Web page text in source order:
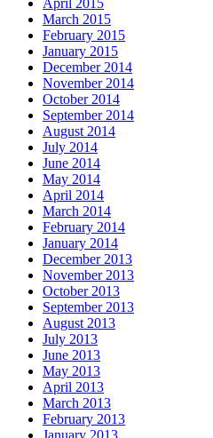
March 2015
February 2015
January 2015
December 2014
November 2014
October 2014
September 2014
August 2014
July 2014
June 2014
May 2014
April 2014
March 2014
February 2014
January 2014
December 2013
November 2013
October 2013
September 2013
August 2013
July 2013
June 2013
May 2013
April 2013
March 2013
February 2013
January 2013